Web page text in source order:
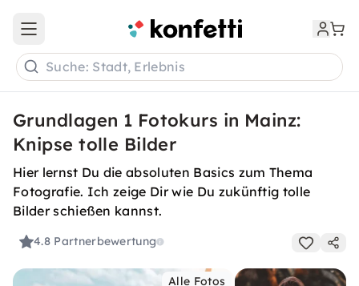
Open main menu
Suche: Stadt, Erlebnis
Grundlagen 1 Fotokurs in Mainz:
Knipse tolle Bilder
Hier lernst Du die absoluten Basics zum Thema
Fotografie. Ich zeige Dir wie Du zukünftig tolle
Bilder schießen kannst.
4.8 Partnerbewertung
Alle Fotos